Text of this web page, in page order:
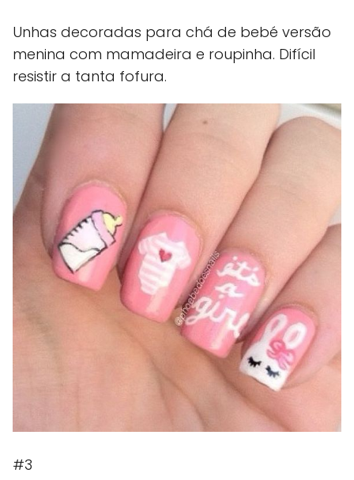
Unhas decoradas para chá de bebé versão
menina com mamadeira e roupinha. Difícil
resistir a tanta fofura.
#3